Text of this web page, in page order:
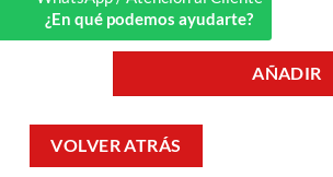
¿En qué podemos ayudarte?
0.70LT MAVERICK cantidad
AÑADIR